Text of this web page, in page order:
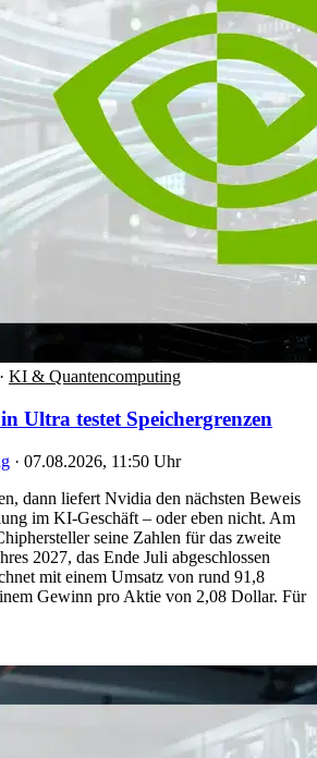
· KI & Quantencomputing
Ultra testet Speichergrenzen
· 07.08.2026, 11:50 Uhr
dann liefert Nvidia den nächsten Beweis
im KI-Geschäft – oder eben nicht. Am
seine Zahlen für das zweite
2027, das Ende Juli abgeschlossen
mit einem Umsatz von rund 91,8
Gewinn pro Aktie von 2,08 Dollar. Für